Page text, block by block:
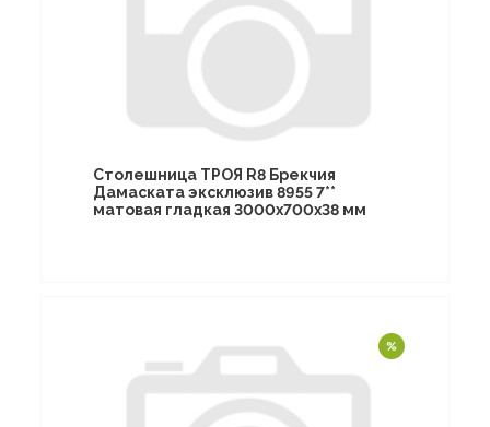
Столешница ТРОЯ R8 Брекчия
Дамаската эксклюзив 8955 7**
матовая гладкая 3000х700х38 мм